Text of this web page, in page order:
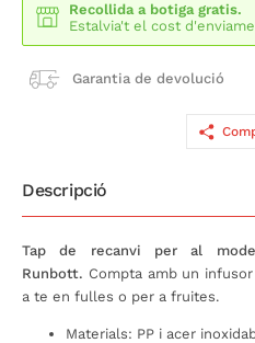
Recollida a botiga gratis.
Estalvia't el cost
Garantia de devolució
Descripció
Tap de recanvi per al
Runbott. Compta amb un
a te en fulles o per a fruites.
Materials: PP i acer